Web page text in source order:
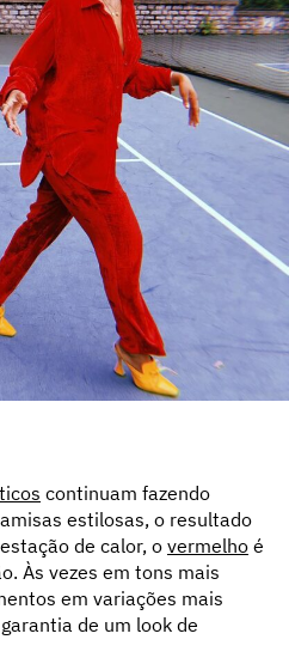
continuam fazendo
estilosas, o resultado
de calor, o vermelho é
Às vezes em tons mais
em variações mais
de um look de